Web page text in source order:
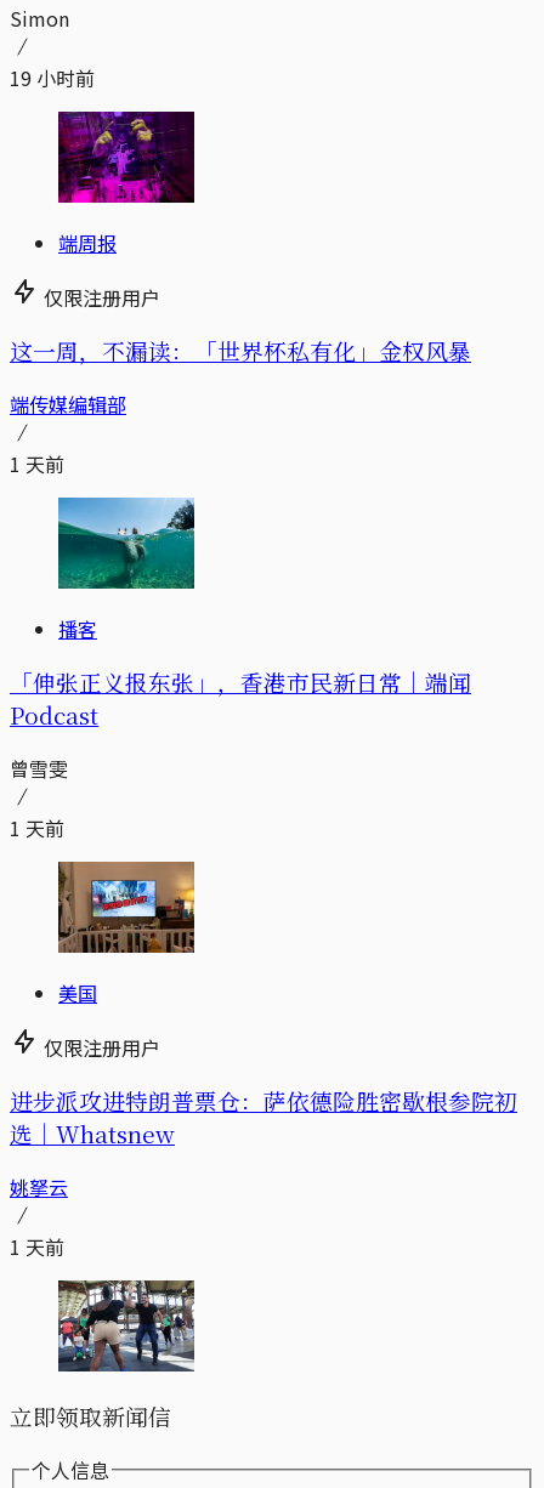
Simon
19 小时前
端周报
仅限注册用户
这一周，不漏读：「世界杯私有化」金权风暴
端传媒编辑部
1 天前
播客
「伸张正义报东张」，香港市民新日常｜端闻
Podcast
曾雪雯
1 天前
美国
仅限注册用户
进步派攻进特朗普票仓：萨依德险胜密歇根参院初
选｜Whatsnew
姚拏云
1 天前
立即领取新闻信
个人信息